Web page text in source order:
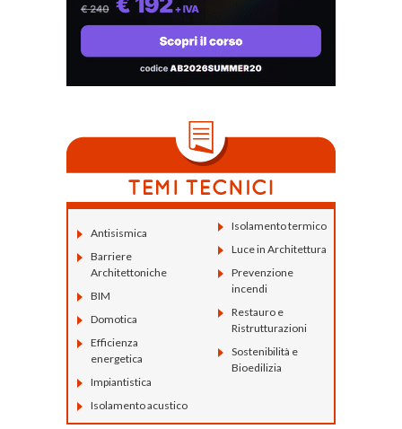
Antisismica
Barriere
Architettoniche
BIM
Domotica
Efficienza
energetica
Impiantistica
Isolamento acustico
Isolamento termico
Luce in Architettura
Prevenzione
incendi
Restauro e
Ristrutturazioni
Sostenibilità e
Bioedilizia